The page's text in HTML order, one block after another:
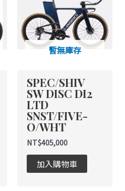
暫無庫存
SPEC/SHIV
SW DISC DI2
LTD
SNST/FIVE-
O/WHT
NT$405,000
加入購物車